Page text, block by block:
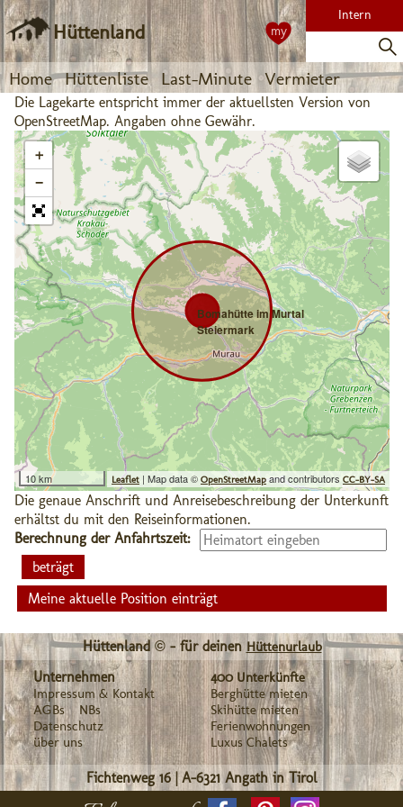
Hüttenland
Home Hüttenliste Last-Minute Vermieter
Intern
my
Die Lagekarte entspricht immer der aktuellsten Version von
OpenStreetMap. Angaben ohne Gewähr.
Bomahütte im Murtal
Steiermark
+
−
10 km Leaflet | Map data © OpenStreetMap and contributors CC-BY-SA
Die genaue Anschrift und Anreisebeschreibung der Unterkunft
erhältst du mit den Reiseinformationen.
Berechnung der Anfahrtszeit:
Meine aktuelle Position einträgt
Hüttenland © - für deinen Hüttenurlaub
Unternehmen
Impressum & Kontakt
AGBs
NBs
Datenschutz
über uns
400 Unterkünfte
Berghütte mieten
Skihütte mieten
Ferienwohnungen
Luxus Chalets
Fichtenweg 16|A-6321 Angath in Tirol